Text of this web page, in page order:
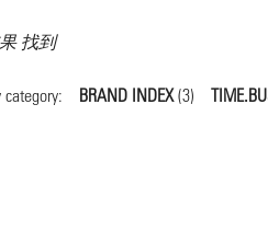
找到
category: BRAND INDEX(3)